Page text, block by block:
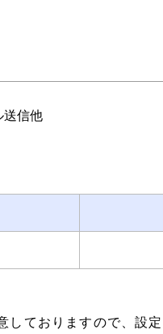
送信他
ておりますので、設定